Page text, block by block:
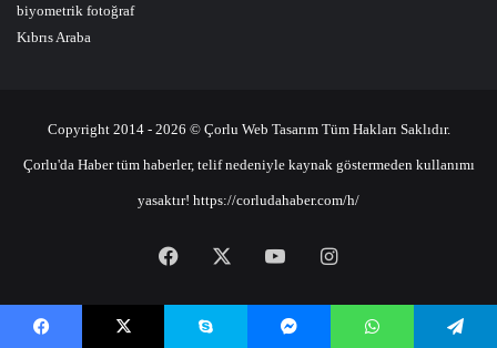
biyometrik fotoğraf
Kıbrıs Araba
Copyright 2014 - 2026 © Çorlu Web Tasarım Tüm Hakları Saklıdır.
Çorlu'da Haber tüm haberler, telif nedeniyle kaynak göstermeden kullanımı
yasaktır! https://corludahaber.com/h/
Facebook YouTubeInstagram